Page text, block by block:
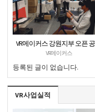
VR메이커스 강원지부 오픈
VR메이커스
등록된 글이 없습니다.
VR사업실적